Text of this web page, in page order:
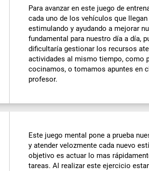
Para avanzar en este juego de
cada uno de los vehículos que
estimulando y ayudando a mejorar
fundamental para nuestro día a día,
dificultaría gestionar los recursos
actividades al mismo tiempo, como
cocinamos, o tomamos apuntes en
profesor.
Este juego mental pone a prueba
y atender velozmente cada nuevo
objetivo es actuar lo mas
tareas. Al realizar este ejercicio